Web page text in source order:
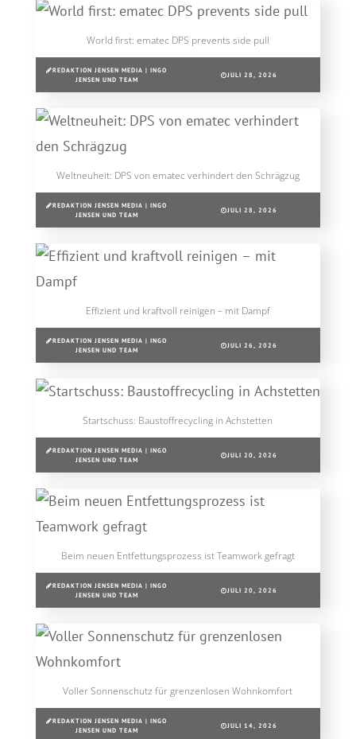
World first: ematec DPS prevents side pull
REDAKTION JENSEN MEDIA | INGO
JENSEN UND TEAM
JULI 28, 2026
Weltneuheit: DPS von ematec verhindert den Schrägzug
REDAKTION JENSEN MEDIA | INGO
JENSEN UND TEAM
JULI 28, 2026
Effizient und kraftvoll reinigen – mit Dampf
REDAKTION JENSEN MEDIA | INGO
JENSEN UND TEAM
JULI 26, 2026
Startschuss: Baustoffrecycling in Achstetten
REDAKTION JENSEN MEDIA | INGO
JENSEN UND TEAM
JULI 20, 2026
Beim neuen Entfettungsprozess ist Teamwork gefragt
REDAKTION JENSEN MEDIA | INGO
JENSEN UND TEAM
JULI 20, 2026
Voller Sonnenschutz für grenzenlosen Wohnkomfort
REDAKTION JENSEN MEDIA | INGO
JENSEN UND TEAM
JULI 14, 2026